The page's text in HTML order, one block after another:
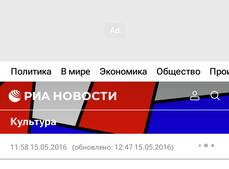
Политика В мире Экономика Общество
Культура
11:58 15.05.2016 (обновлено: 12:47 15.05.2016)